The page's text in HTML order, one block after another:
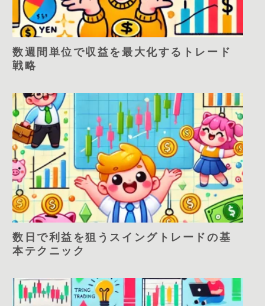
数週間単位で収益を最大化するトレード
戦略
数日で利益を狙うスイングトレードの基
本テクニック